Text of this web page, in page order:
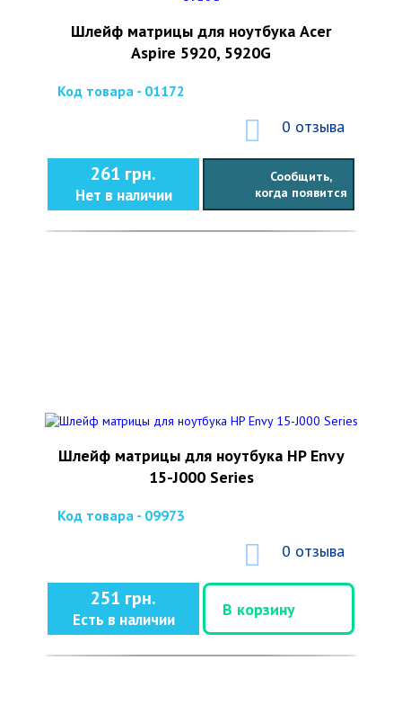
Шлейф матрицы для ноутбука Acer
Aspire 5920, 5920G
Код товара - 01172
0 отзыва
261 грн.
Нет в наличии
Сообщить,
когда появится
Шлейф матрицы для ноутбука HP Envy
15-J000 Series
Код товара - 09973
0 отзыва
251 грн.
Есть в наличии
В корзину